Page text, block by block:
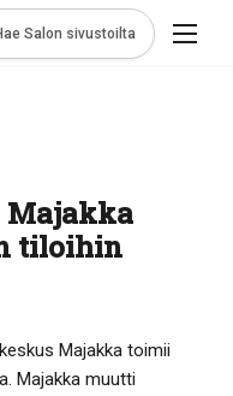
Salon sivustoilta
tiloihin
Majakka toimii
Majakka muutti